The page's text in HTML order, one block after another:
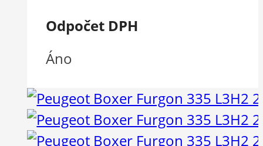
Odpočet DPH
Áno